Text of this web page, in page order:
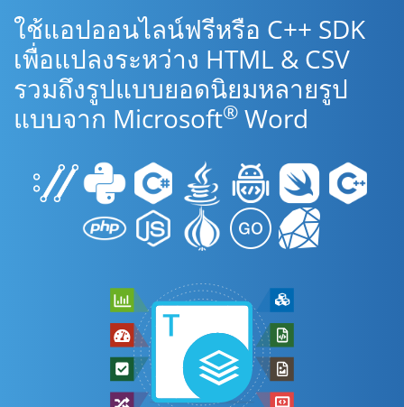
ใช้แอปออนไลน์ฟรีหรือ C++ SDK
เพื่อแปลงระหว่าง HTML & CSV
รวมถึงรูปแบบยอดนิยมหลายรูป
แบบจาก Microsoft® Word